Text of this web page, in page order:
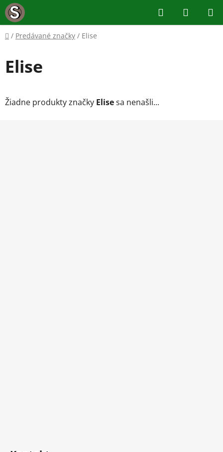
Prejsť
na
obsah
Hľadať
KOŠÍK
Domov
/ Predávané značky / Elise
Elise
Žiadne produkty značky Elisesa nenašli...